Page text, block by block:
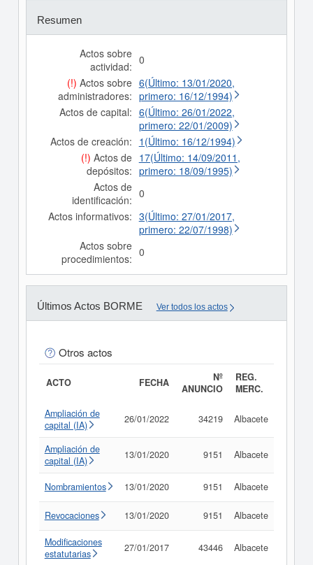
Resumen
Actos sobre
actividad: 0
(!) Actos sobre
administradores:
6(Último: 13/01/2020,
primero: 16/12/1994)
Actos de capital: 6(Último: 26/01/2022,
primero: 22/01/2009)
Actos de creación: 1(Último: 16/12/1994)
(!) Actos de
depósitos:
17(Último: 14/09/2011,
primero: 18/09/1995)
Actos de
identificación: 0
Actos informativos: 3(Último: 27/01/2017,
primero: 22/07/1998)
Actos sobre
procedimientos: 0
Últimos Actos BORME Ver todos los actos
Otros actos
ACTO FECHA
Nº
ANUNCIO
REG.
MERC.
Ampliación de
capital (IA)
26/01/2022 34219 Albacete
Ampliación de
capital (IA)
13/01/2020 9151 Albacete
Nombramientos 13/01/2020 9151 Albacete
Revocaciones 13/01/2020 9151 Albacete
Modificaciones
estatutarias
27/01/2017 43446 Albacete